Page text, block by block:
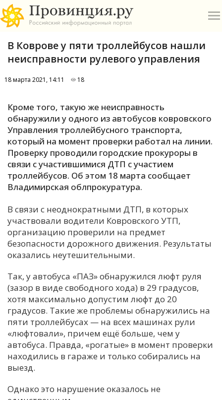
А
Б
В
Е
И
К
О
П
С
Т
В Коврове у пяти троллейбусов нашли
неисправности рулевого управления
18 марта 2021, 14:11 18
Кроме того, такую же неисправность
обнаружили у одного из автобусов ковровского
Управления троллейбусного транспорта,
который на момент проверки работал на линии.
Проверку проводили городские прокуроры в
связи с участившимися ДТП с участием
троллейбусов. Об этом 18 марта сообщает
Владимирская облпрокуратура.
В связи с неоднократными ДТП, в которых
участвовали водители Ковровского УТП,
организацию проверили на предмет
безопасности дорожного движения. Результаты
оказались неутешительными.
Так, у автобуса «ПАЗ» обнаружился люфт руля
(зазор в виде свободного хода) в 29 градусов,
хотя максимально допустим люфт до 20
градусов. Такие же проблемы обнаружились на
пяти троллейбусах — на всех машинах рули
«люфтовали», причем ещё больше, чем у
автобуса. Правда, «рогатые» в момент проверки
находились в гараже и только собирались на
выезд.
Однако это нарушение оказалось не